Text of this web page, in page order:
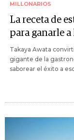
MILLONARIOS
La receta de
para ganarle
Takaya Awata
gigante de la
saborear el éxito a